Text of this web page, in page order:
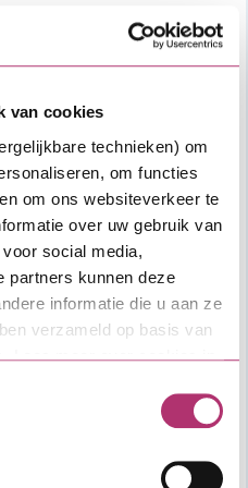
van cookies
technieken) om
om functies
om ons websiteverkeer te
over uw gebruik van
social media,
partners kunnen deze
informatie die u aan ze
verzameld op basis van
Lees meer over cookies in
van €
van € 7.500,-.
op de SVn
kosten voor
en notaris.
over het
dan kun je
Voor vragen over
van de verordening
lening, neem dan